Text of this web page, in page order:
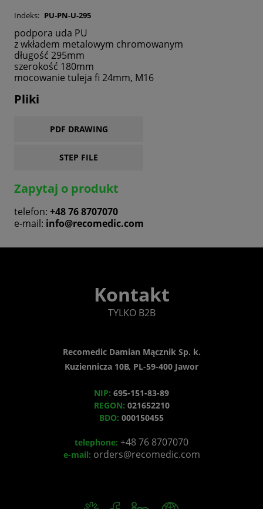
Indeks: PU-PN-U-295
podpora uda PU
z wkładem metalowym chromowanym
długość 295mm
szerokość 180mm
mocowanie tuleja fi 24mm, M16
Pliki
PDF DRAWING
STEP FILE
Zapytaj o produkt
telefon: +48 76 8707070
e-mail: info@recomedic.com
Kontakt
TYLKO B2B
Recomedic Damian Mącznik Sp. k.
Kuziennicza 10B, PL-59-400 Jawor
NIP: 695-151-83-89
REGON: 021652210
BDO: 000150455
telephone: +48 76 8707070
e-mail: orders@recomedic.com